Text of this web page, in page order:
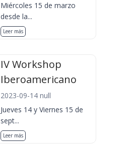
Miércoles 15 de marzo
desde la...
Leer más
IV Workshop
Iberoamericano
2023-09-14 null
Jueves 14 y Viernes 15 de
sept...
Leer más